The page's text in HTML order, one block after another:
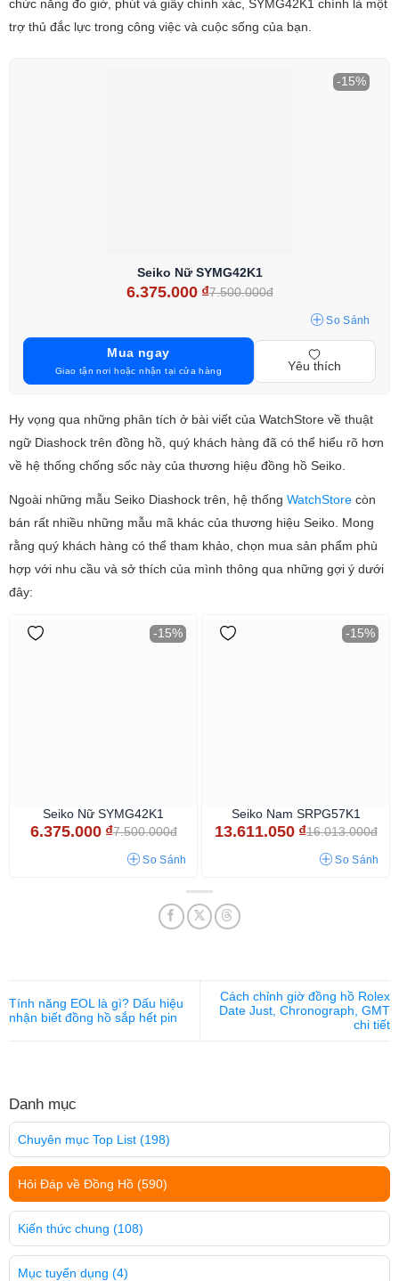
chức năng đo giờ, phút và giây chính xác, SYMG42K1 chính là một
trợ thủ đắc lực trong công việc và cuộc sống của bạn.
-15%
Seiko Nữ SYMG42K1
6.375.000 ₫7.500.000đ
So Sánh
Mua ngay
Giao tận nơi hoặc nhận tại cửa hàng Yêu thích
Hy vọng qua những phân tích ở bài viết của WatchStore về thuật
ngữ Diashock trên đồng hồ, quý khách hàng đã có thể hiểu rõ hơn
về hệ thống chống sốc này của thương hiệu đồng hồ Seiko.
Ngoài những mẫu Seiko Diashock trên, hệ thống WatchStore còn
bán rất nhiều những mẫu mã khác của thương hiệu Seiko. Mong
rằng quý khách hàng có thể tham khảo, chọn mua sản phẩm phù
hợp với nhu cầu và sở thích của mình thông qua những gợi ý dưới
đây:
-15%
Seiko Nữ SYMG42K1
6.375.000 ₫7.500.000đ
So Sánh
-15%
Seiko Nam SRPG57K1
13.611.050 ₫16.013.000đ
So Sánh
Tính năng EOL là gì? Dấu hiệu
nhận biết đồng hồ sắp hết pin
Cách chỉnh giờ đồng hồ Rolex
Date Just, Chronograph, GMT
chi tiết
Danh mục
Chuyên mục Top List (198)
Hỏi Đáp về Đồng Hồ (590)
Kiến thức chung (108)
Mục tuyển dụng (4)